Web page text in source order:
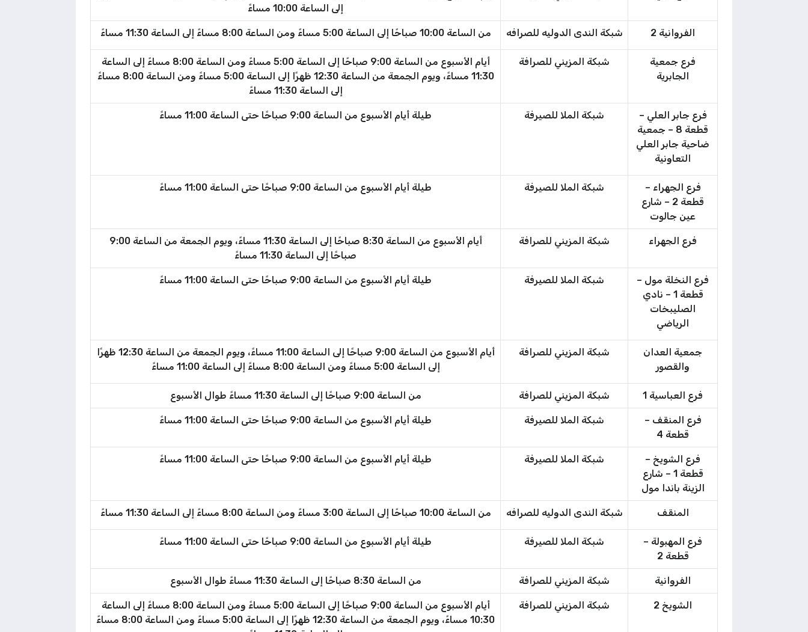
إلى الساعة 10:00 مساءً
الفروانية 2 شبكة الندى الدوليه للصرافه من الساعة 10:00 صباحًا إلى الساعة 5:00 مساءً ومن الساعة 8:00 مساءً إلى الساعة 11:30 مساءً
فرع جمعية
الجابرية
شبكة المزيني للصرافة
أيام الأسبوع من الساعة 9:00 صباحًا إلى الساعة 5:00 مساءً ومن الساعة 8:00 مساءً إلى الساعة
11:30 مساءً، ويوم الجمعة من الساعة 12:30 ظهرًا إلى الساعة 5:00 مساءً ومن الساعة 8:00 مساءً
إلى الساعة 11:30 مساءً
فرع جابر العلي –
قطعة 8 – جمعية
ضاحية جابر العلي
التعاونية
شبكة الملا للصيرفة طيلة أيام الأسبوع من الساعة 9:00 صباحًا حتى الساعة 11:00 مساءً
فرع الجهراء –
قطعة 2 – شارع
عين جالوت
شبكة الملا للصيرفة طيلة أيام الأسبوع من الساعة 9:00 صباحًا حتى الساعة 11:00 مساءً
فرع الجهراء شبكة المزيني للصرافة
أيام الأسبوع من الساعة 8:30 صباحًا إلى الساعة 11:30 مساءً، ويوم الجمعة من الساعة 9:00
صباحًا إلى الساعة 11:30 مساءً
فرع النخلة مول –
قطعة 1 – نادي
الصليبخات
الرياضي
شبكة الملا للصيرفة طيلة أيام الأسبوع من الساعة 9:00 صباحًا حتى الساعة 11:00 مساءً
جمعية العدان
والقصور
شبكة المزيني للصرافة
أيام الأسبوع من الساعة 9:00 صباحًا إلى الساعة 11:00 مساءً، ويوم الجمعة من الساعة 12:30 ظهرًا
إلى الساعة 5:00 مساءً ومن الساعة 8:00 مساءً إلى الساعة 11:00 مساءً
فرع العباسية 1 شبكة المزيني للصرافة من الساعة 9:00 صباحًا إلى الساعة 11:30 مساءً طوال الأسبوع
فرع المنقف –
قطعة 4
شبكة الملا للصيرفة طيلة أيام الأسبوع من الساعة 9:00 صباحًا حتى الساعة 11:00 مساءً
فرع الشويخ –
قطعة 1 – شارع
الزينة باندا مول
شبكة الملا للصيرفة طيلة أيام الأسبوع من الساعة 9:00 صباحًا حتى الساعة 11:00 مساءً
المنقف شبكة الندى الدوليه للصرافه من الساعة 10:00 صباحًا إلى الساعة 3:00 مساءً ومن الساعة 8:00 مساءً إلى الساعة 11:30 مساءً
فرع المهبولة –
قطعة 2
شبكة الملا للصيرفة طيلة أيام الأسبوع من الساعة 9:00 صباحًا حتى الساعة 11:00 مساءً
الفروانية شبكة المزيني للصرافة من الساعة 8:30 صباحًا إلى الساعة 11:30 مساءً طوال الأسبوع
الشويخ 2 شبكة المزيني للصرافة
أيام الأسبوع من الساعة 9:00 صباحًا إلى الساعة 5:00 مساءً ومن الساعة 8:00 مساءً إلى الساعة
10:30 مساءً، ويوم الجمعة من الساعة 12:30 ظهرًا إلى الساعة 5:00 مساءً ومن الساعة 8:00 مساءً